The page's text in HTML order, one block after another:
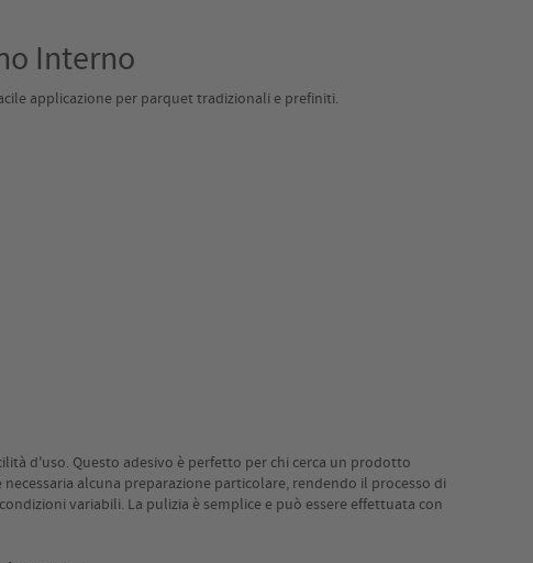
Interno
applicazione per parquet tradizionali e prefiniti.
d'uso. Questo adesivo è perfetto per chi cerca un prodotto
alcuna preparazione particolare, rendendo il processo di
variabili. La pulizia è semplice e può essere effettuata con